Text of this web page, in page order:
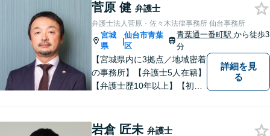
ニケーション力」「リサーチ
力」をフルに用いて、真の救
済を目指します。【分割払い
可】
菅原 健 弁護士
弁護士法人菅原・佐々木法律事務所 仙台事務所
宮城
県
|
仙台市青葉
区
青葉通一番町駅から徒歩3
分
【宮城県内に3拠点／地域密着
の事務所】【弁護士5人在籍】
【弁護士歴10年以上】【初回
いう方も、まずはお電話くだ
詳細を見
る
岩倉 匠未 弁護士